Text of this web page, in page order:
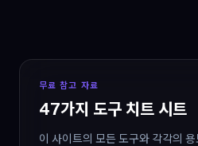
무료 참고 자료
47가지 도구 치트 시트
이 사이트의 모든 도구와 각각의